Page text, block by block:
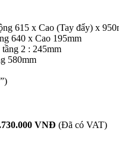
615 x Cao (Tay đẩy) x
640 x Cao 195mm
2 : 245mm
580mm
VNĐ (Đã có VAT)